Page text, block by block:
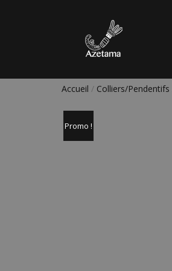
Accueil / Colliers/Pendentifs
Promo !